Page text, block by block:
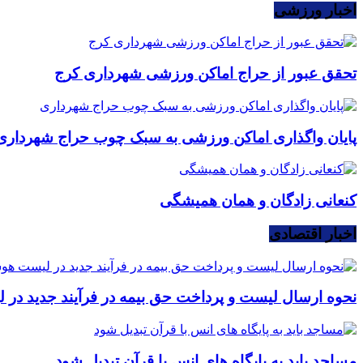
اخبار ورزشی
تحقق عبور از حراج اماکن ورزشی شهرداری کرج
پایان واگذاری اماکن ورزشی به سبک چوب حراج
کنعانی زادگان و همان همیشگی
اخبار اقتصادی
نحوه ارسال لیست و پرداخت حق بیمه در فرآیند جدید